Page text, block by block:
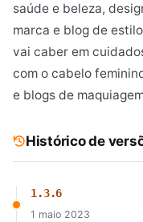
saúde e beleza,
marca e blog de
vai caber em
com o cabelo
e blogs de
Histórico de
1.3.6
1 maio 2023